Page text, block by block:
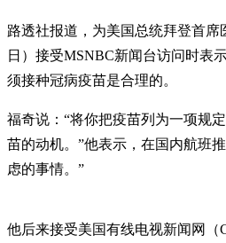
路透社报道，为美国总统拜登首席
日）接受MSNBC新闻台访问时表
须接种冠病疫苗是合理的。
福奇说：“将你把疫苗列为一项规
苗的动机。”他表示，在国内航班
虑的事情。”
他后来接受美国有线电视新闻网（